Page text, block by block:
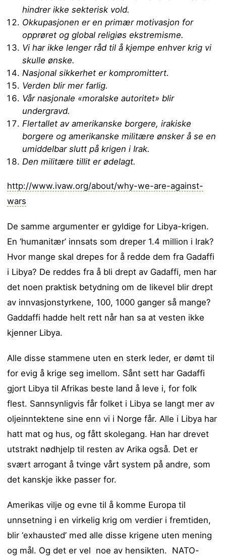
hindrer ikke sekterisk vold.
Okkupasjonen er en primær motivasjon for
opprøret og global religiøs ekstremisme.
Vi har ikke lenger råd til å kjempe enhver krig vi
skulle ønske.
Nasjonal sikkerhet er kompromittert.
Verden blir mer farlig.
Vår nasjonale «moralske autoritet» blir
undergravd.
Flertallet av amerikanske borgere, irakiske
borgere og amerikanske militære ønsker å se en
umiddelbar slutt på krigen i Irak.
Den militære tillit er ødelagt.
http://www.ivaw.org/about/why-we-are-against-
wars
De samme argumenter er gyldige for Libya-krigen.
En ‘humanitær’ innsats som dreper 1.4 million i Irak?
Hvor mange skal drepes for å redde dem fra Gadaffi
i Libya? De reddes fra å bli drept av Gadaffi, men har
det noen praktisk betydning om de likevel blir drept
av innvasjonstyrkene, 100, 1000 ganger så mange?
Gaddaffi hadde helt rett når han sa at vesten ikke
kjenner Libya.
Alle disse stammene uten en sterk leder, er dømt til
for evig å krige seg imellom. Sånt sett har Gadaffi
gjort Libya til Afrikas beste land å leve i, for folk
flest. Sannsynligvis får folket i Libya se langt mer av
oljeinntektene sine enn vi i Norge får. Alle i Libya har
hatt mat og hus, og fått skolegang. Han har drevet
utstrakt nødhjelp til resten av Arika også. Det er
svært arrogant å tvinge vårt system på andre, som
det kanskje ikke passer for.
Amerikas vilje og evne til å komme Europa til
unnsetning i en virkelig krig om verdier i fremtiden,
blir ‘exhausted’ med alle disse krigene uten mening
og mål. Og det er vel noe av hensikten. NATO-